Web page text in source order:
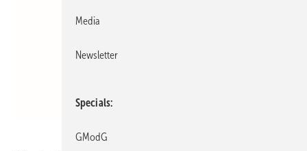
Media
Newsletter
Specials
GModG